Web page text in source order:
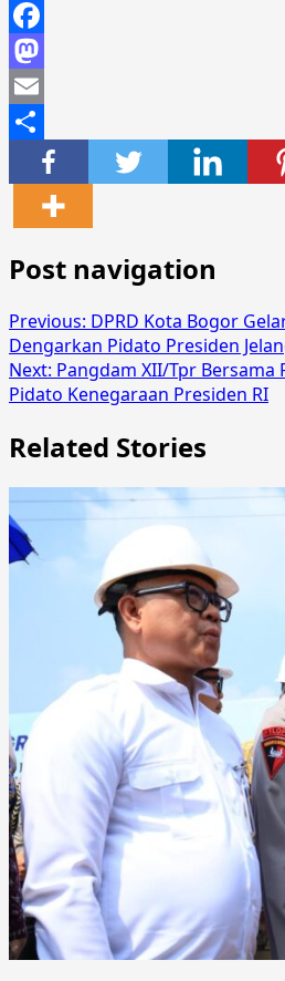
Facebook
Mastodon
Email
Share
Post navigation
Previous: DPRD Kota Bogor
Dengarkan Pidato Presiden
Next: Pangdam XII/Tpr
Pidato Kenegaraan Presiden RI
Related Stories